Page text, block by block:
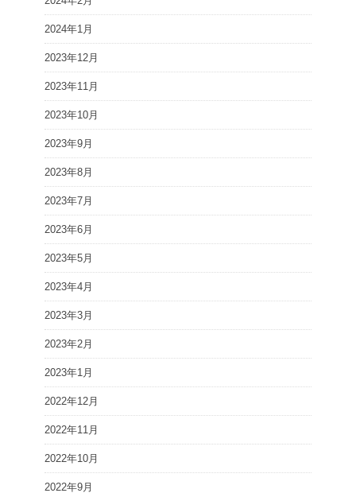
2024年1月
2023年12月
2023年11月
2023年10月
2023年9月
2023年8月
2023年7月
2023年6月
2023年5月
2023年4月
2023年3月
2023年2月
2023年1月
2022年12月
2022年11月
2022年10月
2022年9月